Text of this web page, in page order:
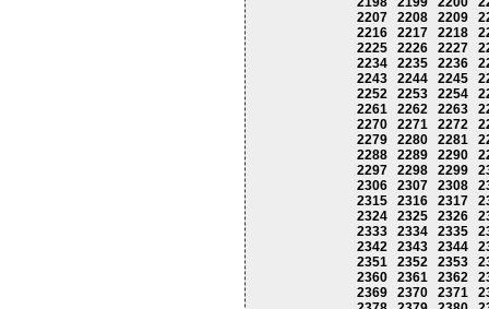
2207
2208 2209
2216
2217 2218
2225
2226 2227
2234
2235 2236
2243
2244 2245
2252
2253 2254
2261
2262 2263
2270
2271 2272
2279
2280 2281
2288
2289 2290
2297
2298 2299
2306
2307 2308
2315
2316 2317
2324
2325 2326
2333
2334 2335
2342
2343 2344
2351
2352 2353
2360
2361 2362
2369
2370 2371